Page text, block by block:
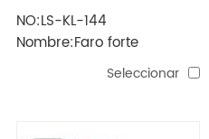
NO:LS-KL-144
Nombre:Faro forte
Seleccionar